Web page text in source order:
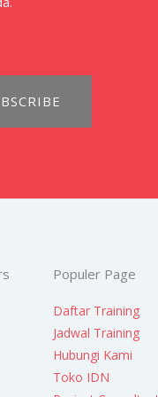
Populer Page
Daftar Training
Jadwal Training
Hubungi Kami
Toko IDN